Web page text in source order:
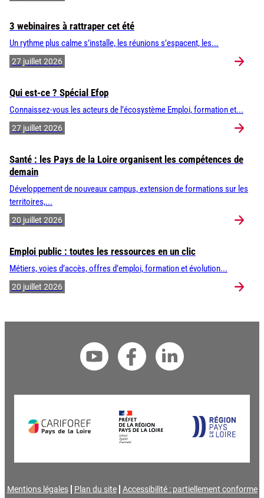
3 webinaires à rattraper cet été
Un rythme plus calme s’installe, les réunions s’espacent, les...
27 juillet 2026
Qui est-ce ? Spécial Efop
Connaissez-vous les acteurs de l’écosystème Emploi, formation et...
27 juillet 2026
Santé : les Pays de la Loire organisent les compétences de
demain
Développement de nouveaux campus, extension de formations sur les
territoires,...
20 juillet 2026
Emploi public : toutes les ressources en un clic
Métiers, voies d’accès, offres d’emploi, formation et évolution...
20 juillet 2026
Mentions légales Plan du site Accessibilité : partiellement conforme